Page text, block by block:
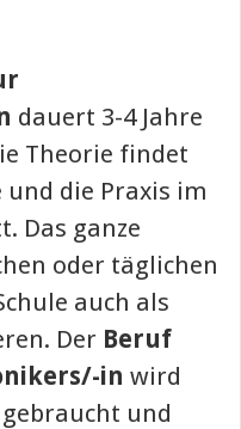
dauert 3-4 Jahre
Theorie findet
die Praxis im
Das ganze
oder täglichen
auch als
Der Beruf
in wird
und